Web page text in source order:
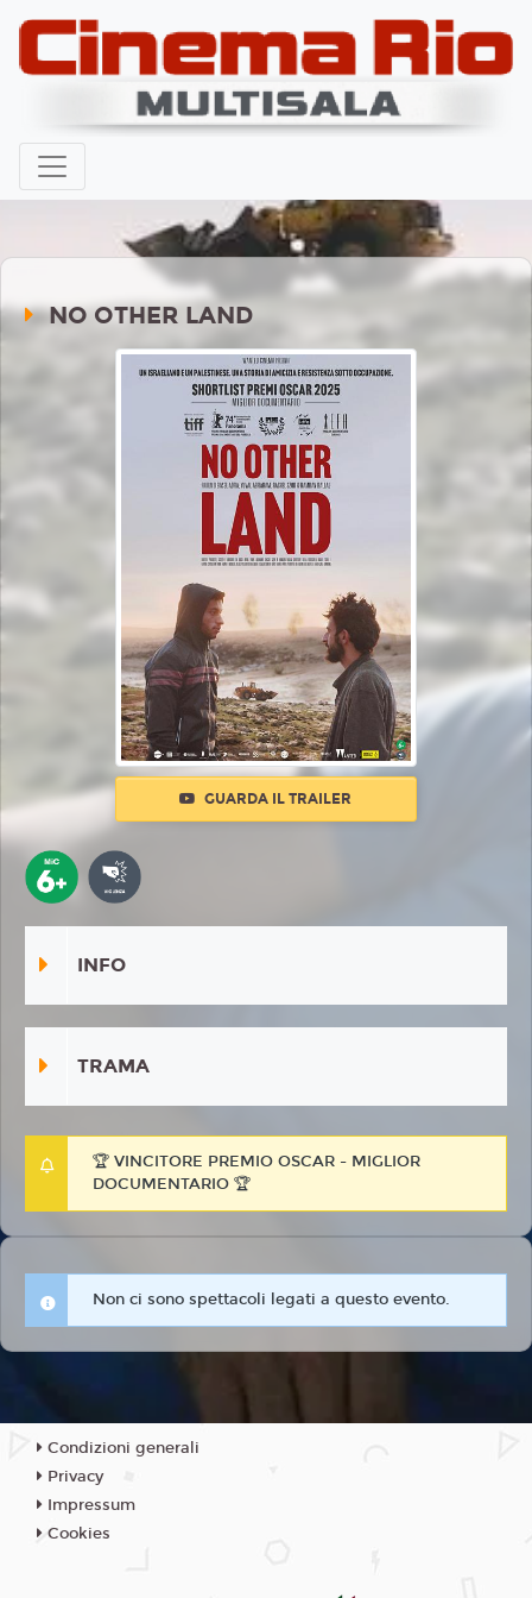
NO OTHER LAND
GUARDA IL TRAILER
INFO
TRAMA
🏆 VINCITORE PREMIO OSCAR - MIGLIOR
DOCUMENTARIO 🏆
Non ci sono spettacoli legati a questo evento.
Condizioni generali
Privacy
Impressum
Cookies